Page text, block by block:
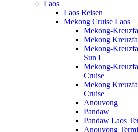
Laos
Laos Reisen
Mekong Cruise Laos
Mekong-
Mekong
Mekong-
Sun I
Mekong-
Cruise
Mekong
Cruise
Anouvong
Pandaw
Pandaw Laos
Anouvong